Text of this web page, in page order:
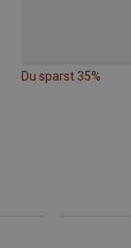
Du sparst 35%